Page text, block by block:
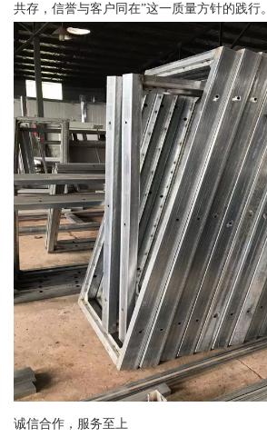
共存，信誉与客户同在”这一质量方针的践行。
诚信合作，服务至上